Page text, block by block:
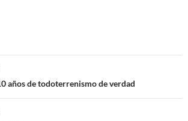
años de todoterrenismo de verdad